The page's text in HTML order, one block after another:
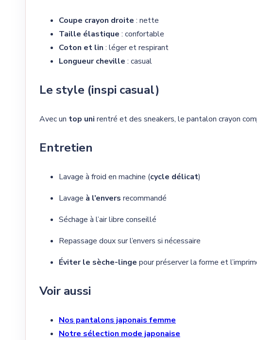
Coupe crayon droite : nette
Taille élastique : confortable
Coton et lin : léger et respirant
Longueur cheville : casual
Le style (inspi casual)
Avec un top uni rentré et des sneakers, le pantalon crayon
Entretien
Lavage à froid en machine (cycle délicat)
Lavage à l’envers recommandé
Séchage à l’air libre conseillé
Repassage doux sur l’envers si nécessaire
Éviter le sèche-linge pour préserver la forme et
Voir aussi
Nos pantalons japonais femme
Notre sélection mode japonaise